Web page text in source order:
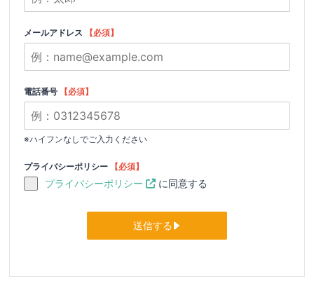
メールアドレス
電話番号
※ハイフンなしでご入力ください
プライバシーポリシー
プライバシーポリシー に同意する
送信する